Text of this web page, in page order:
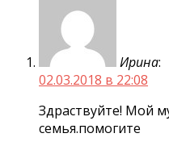
Ирина:
02.03.2018 в 22:08
Здраствуйте! Мой
семья.помогите